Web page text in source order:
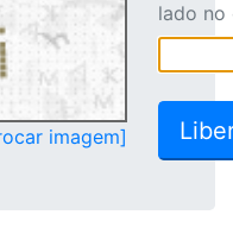
imagem]
lado no